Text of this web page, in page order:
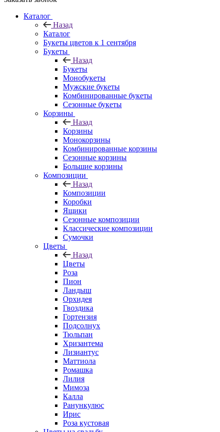
Каталог
Назад
Каталог
Букеты цветов к 1 сентября
Букеты
Назад
Букеты
Монобукеты
Мужские букеты
Комбинированные букеты
Сезонные букеты
Корзины
Назад
Корзины
Монокорзины
Комбинированные корзины
Сезонные корзины
Большие корзины
Композиции
Назад
Композиции
Коробки
Ящики
Сезонные композиции
Классические композиции
Сумочки
Цветы
Назад
Цветы
Роза
Пион
Ландыш
Орхидея
Гвоздика
Гортензия
Подсолнух
Тюльпан
Хризантема
Лизиантус
Маттиола
Ромашка
Лилия
Мимоза
Калла
Ранункулюс
Ирис
Роза кустовая